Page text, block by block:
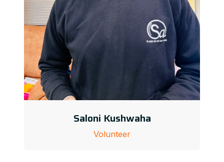
Saloni Kushwaha
Volunteer